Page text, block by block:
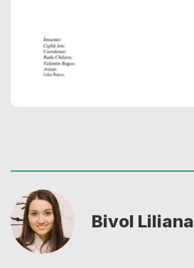
Bivol Liliana